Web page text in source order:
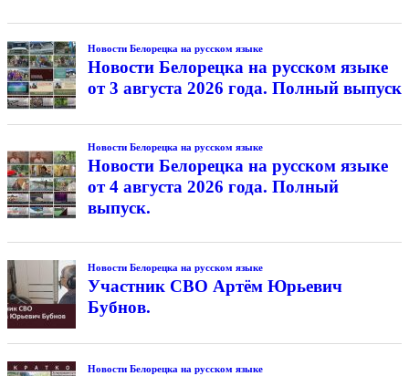
Новости Белорецка на русском языке
Новости Белорецка на русском языке
от 3 августа 2026 года. Полный выпуск
Новости Белорецка на русском языке
Новости Белорецка на русском языке
от 4 августа 2026 года. Полный
выпуск.
Новости Белорецка на русском языке
Участник СВО Артём Юрьевич
Бубнов.
Новости Белорецка на русском языке